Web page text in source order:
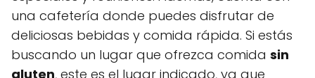
una cafetería donde puedes disfrutar de
deliciosas bebidas y comida rápida. Si estás
buscando un lugar que ofrezca comida sin
gluten, este es el lugar indicado, ya que